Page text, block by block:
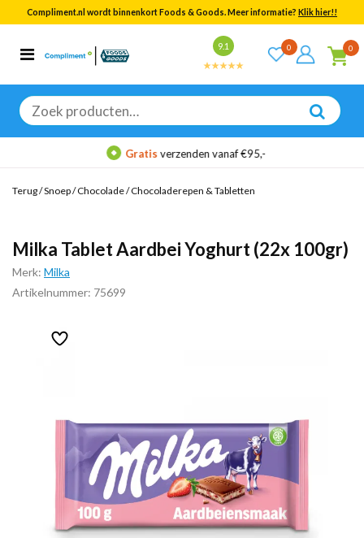
Compliment.nl wordt binnenkort Foods & Goods. Meer informatie? Klik hier!!
9.1 0 0
Zoeken
naar:
Categorieën
Bekijk alle resultaten
Gratisverzenden vanaf €95,-
Terug/Snoep/Chocolade/Chocoladerepen & Tabletten
Milka Tablet Aardbei Yoghurt (22x 100gr)
Merk: Milka
Artikelnummer: 75699